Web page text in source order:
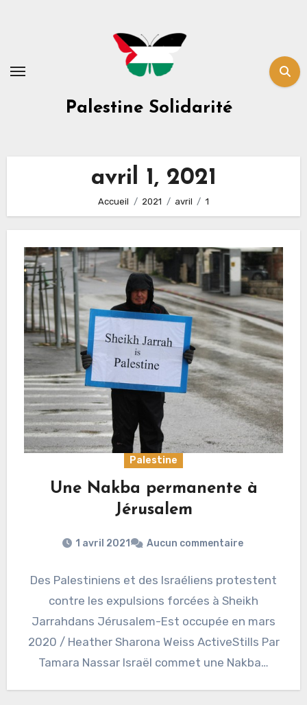
Palestine Solidarité
avril 1, 2021
Accueil 2021 avril 1
Palestine
Une Nakba permanente à
Jérusalem
1 avril 2021 Aucun commentaire
Des Palestiniens et des Israéliens protestent
contre les expulsions forcées à Sheikh
Jarrahdans Jérusalem-Est occupée en mars
2020 / Heather Sharona Weiss ActiveStills Par
Tamara Nassar Israël commet une Nakba…